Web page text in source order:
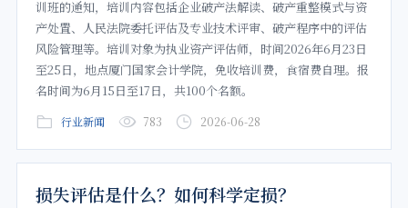
训班的通知，培训内容包括企业破产法解读、破产重整模式与资
产处置、人民法院委托评估及专业技术评审、破产程序中的评估
风险管理等。培训对象为执业资产评估师，时间2026年6月23日
至25日，地点厦门国家会计学院，免收培训费，食宿费自理。报
名时间为6月15日至17日，共100个名额。
行业新闻 783 2026-06-28
损失评估是什么？如何科学定损？